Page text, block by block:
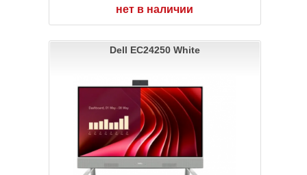
нет в наличии
Dell EC24250 White